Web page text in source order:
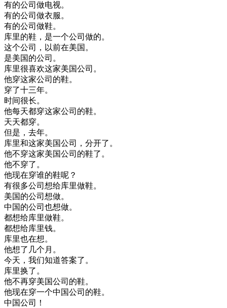
有的公司 做电视。
有的公司 做衣服。
有的公司 做鞋。
库里的鞋 ， 是一个公司 做的。
这个公司 ， 以前在美国。
是美国的公司 。
库里很喜欢这家美国公司 。
他穿这家公司 的鞋。
穿了十三年。
时间很长。
他每天都穿这家公司 的鞋。
天天都穿。
但是 ， 去年。
库里和这家美国公司 ， 分开了。
他不穿这家美国公司 的鞋了。
他不穿了。
他现在穿谁的鞋呢 ？
有很多公司 想给库里做鞋。
美国的公司 想做。
中国的公司 也想做。
都想给库里做鞋。
都想给库里钱。
库里也在想。
他想了 几个月 。
今天 ， 我们知道答案了。
库里换了。
他不再穿美国公司 的鞋。
他现在穿一个中国公司 的鞋。
中国公司
！